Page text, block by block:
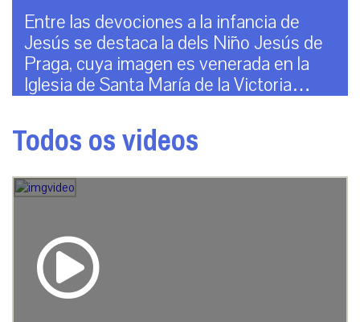
Entre las devociones a la infancia de
Jesús se destaca la dels Niño Jesús de
Praga, cuya imagen es venerada en la
Iglesia de Santa María de la Victoria…
Todos os videos